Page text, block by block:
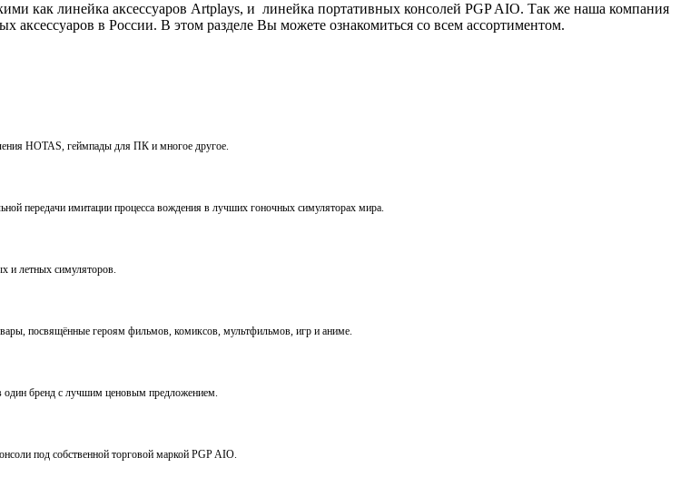
как линейка аксессуаров Artplays, и линейка портативных консолей PGP AIO. Так же наша компания
в России. В этом разделе Вы можете ознакомиться со всем ассортиментом.
HOTAS, геймпады для ПК и многое другое.
передачи имитации процесса вождения в лучших гоночных симуляторах мира.
и летных симуляторов.
посвящённые героям фильмов, комиксов, мультфильмов, игр и аниме.
один бренд с лучшим ценовым предложением.
под собственной торговой маркой PGP AIO.